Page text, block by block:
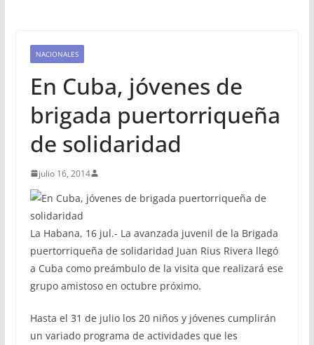
NACIONALES
En Cuba, jóvenes de
brigada puertorriqueña
de solidaridad
julio 16, 2014
La Habana, 16 jul.- La avanzada juvenil de la Brigada
puertorriqueña de solidaridad Juan Rius Rivera llegó
a Cuba como preámbulo de la visita que realizará ese
grupo amistoso en octubre próximo.
Hasta el 31 de julio los 20 niños y jóvenes cumplirán
un variado programa de actividades que les